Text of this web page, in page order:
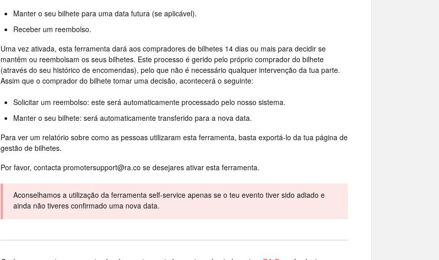
Manter o seu bilhete para uma data futura (se aplicável).
Receber um reembolso.
Uma vez ativada, esta ferramenta dará aos compradores de bilhetes 14 dias ou mais para decidir se
mantêm ou reembolsam os seus bilhetes. Este processo é gerido pelo próprio comprador do bilhete
(através do seu histórico de encomendas), pelo que não é necessário qualquer intervenção da tua parte.
Assim que o comprador do bilhete tomar uma decisão, acontecerá o seguinte:
Solicitar um reembolso: este será automaticamente processado pelo nosso sistema.
Manter o seu bilhete: será automaticamente transferido para a nova data.
Para ver um relatório sobre como as pessoas utilizaram esta ferramenta, basta exportá-lo da tua página de
gestão de bilhetes.
Por favor, contacta promotersupport@ra.co se desejares ativar esta ferramenta.
Aconselhamos a utilização da ferramenta self-service apenas se o teu evento tiver sido adiado e
ainda não tiveres confirmado uma nova data.